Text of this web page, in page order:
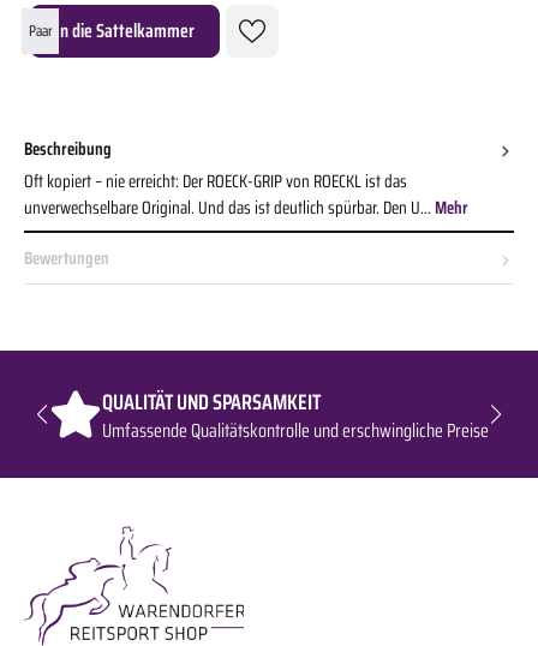
Produkt Anzahl: Gib den gewünschten Wert ein oder benutze die Schaltflächen um die
Paar In die Sattelkammer
Beschreibung
Oft kopiert – nie erreicht: Der ROECK-GRIP von ROECKL ist das
unverwechselbare Original. Und das ist deutlich spürbar. Den U…Mehr
Bewertungen
QUALITÄT UND SPARSAMKEIT
Umfassende Qualitätskontrolle und erschwingliche Preise